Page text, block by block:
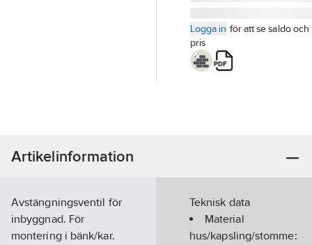
Logga in för att se saldo och
pris
Artikelinformation
Avstängningsventil för
inbyggnad. För
montering i bänk/kar.
Teknisk data
Material
hus/kapsling/stomme: